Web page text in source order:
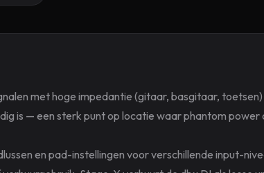
met hoge impedantie (gitaar, basgitaar,
is — een sterk punt op locatie waar phantom
en pad-instellingen voor verschillende input-